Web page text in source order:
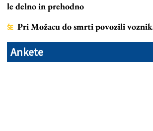
le delno in prehodno
ŠE Pri Možacu do smrti povozili
Ankete